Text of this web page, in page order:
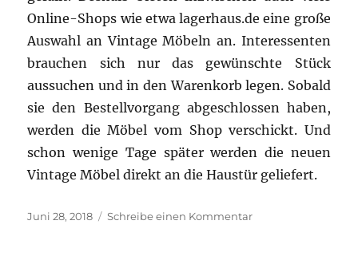
Online-Shops wie etwa lagerhaus.de eine große
Auswahl an Vintage Möbeln an. Interessenten
brauchen sich nur das gewünschte Stück
aussuchen und in den Warenkorb legen. Sobald
sie den Bestellvorgang abgeschlossen haben,
werden die Möbel vom Shop verschickt. Und
schon wenige Tage später werden die neuen
Vintage Möbel direkt an die Haustür geliefert.
Veröffentlicht
Juni 28, 2018 Schreibe einen Kommentarzu